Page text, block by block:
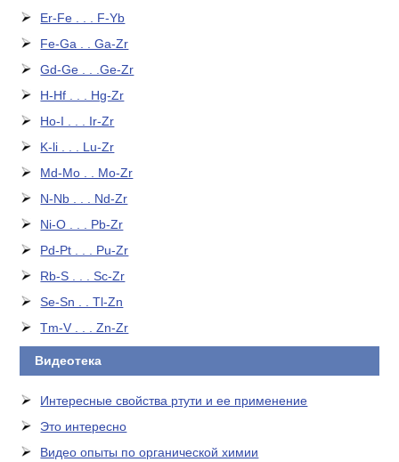
Er-Fe . . . F-Yb
Fe-Ga . . Ga-Zr
Gd-Ge . . .Ge-Zr
H-Hf . . . Hg-Zr
Ho-I . . . Ir-Zr
K-li . . . Lu-Zr
Md-Mo . . Mo-Zr
N-Nb . . . Nd-Zr
Ni-O . . . Pb-Zr
Pd-Pt . . . Pu-Zr
Rb-S . . . Sc-Zr
Se-Sn . . Tl-Zn
Tm-V . . . Zn-Zr
Видеотека
Интересные свойства ртути и ее применение
Это интересно
Видео опыты по органической химии